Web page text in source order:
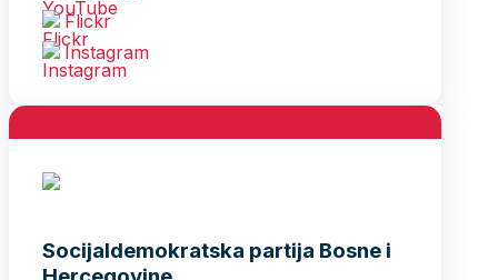
Flickr
Instagram
Socijaldemokratska partija Bosne i